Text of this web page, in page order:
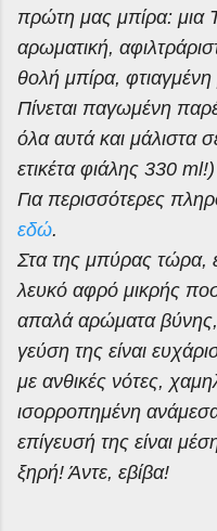
πρώτη μας μπίρα: μια
αρωματική,
θολή μπίρα,
Πίνεται παγωμένη
όλα αυτά και μάλιστα
ετικέτα φιάλης 330 ml!)
Για περισσότερες
εδώ.
Στα της μπύρας τώρα,
λευκό αφρό μικρής
απαλά αρώματα
γεύση της είναι
με ανθικές νότες,
ισορροπημένη
επίγευσή της είναι
ξηρή! Άντε, εβίβα!